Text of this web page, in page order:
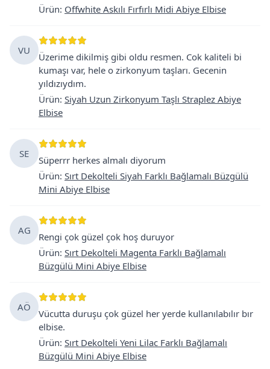
Ürün: Offwhite Askılı Fırfırlı Midi Abiye Elbise
VU
Üzerime dikilmiş gibi oldu resmen. Cok kaliteli bi
kumaşı var, hele o zirkonyum taşları. Gecenin
yıldızıydım.
Ürün: Siyah Uzun Zirkonyum Taşlı Straplez Abiye
Elbise
SE
Süperrr herkes almalı diyorum
Ürün: Sırt Dekolteli Siyah Farklı Bağlamalı Büzgülü
Mini Abiye Elbise
AG
Rengi çok güzel çok hoş duruyor
Ürün: Sırt Dekolteli Magenta Farklı Bağlamalı
Büzgülü Mini Abiye Elbise
AÖ
Vücutta duruşu çok güzel her yerde kullanılabılır bır
elbise.
Ürün: Sırt Dekolteli Yeni Lilac Farklı Bağlamalı
Büzgülü Mini Abiye Elbise